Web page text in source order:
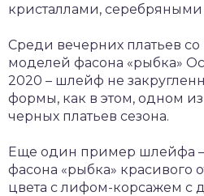
кристаллами,
Среди вечерних платьев
моделей фасона «рыбка»
2020 – шлейф не
формы, как в этом, одном
черных платьев сезона.
Еще один пример шлейфа –
фасона «рыбка» красивого
цвета с лифом-корсажем с